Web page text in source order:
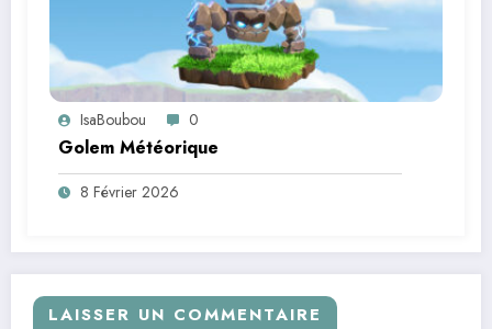
IsaBoubou 0
Golem Météorique
8 Février 2026
LAISSER UN COMMENTAIRE